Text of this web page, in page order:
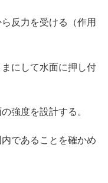
反力を受ける（作用
にして水面に押し付
強度を設計する。
であることを確かめ